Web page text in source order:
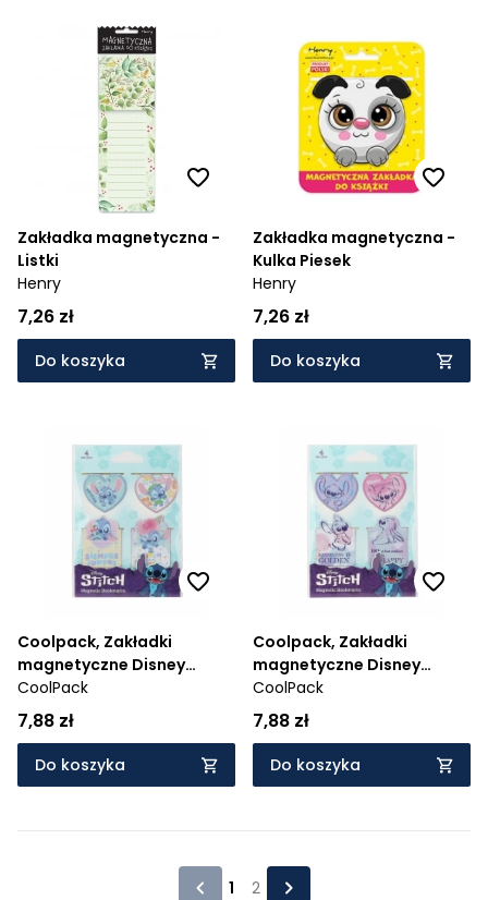
Zakładka magnetyczna -
Listki
Henry
7,26 zł
Do koszyka
Zakładka magnetyczna -
Kulka Piesek
Henry
7,26 zł
Do koszyka
Coolpack, Zakładki
magnetyczne Disney
Fashion - Stitch pastel, 4
szt. (75385PTR)
CoolPack
7,88 zł
Do koszyka
Coolpack, Zakładki
magnetyczne Disney
Fashion - Stitch pastel, 4
szt. (75378PTR)
CoolPack
7,88 zł
Do koszyka
1 2